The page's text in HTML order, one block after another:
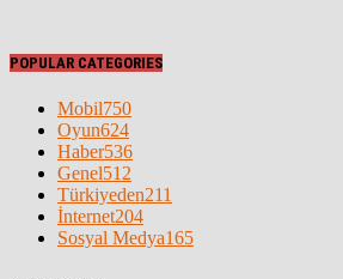
POPULAR CATEGORIES
Mobil750
Oyun624
Haber536
Genel512
Türkiyeden211
İnternet204
Sosyal Medya165